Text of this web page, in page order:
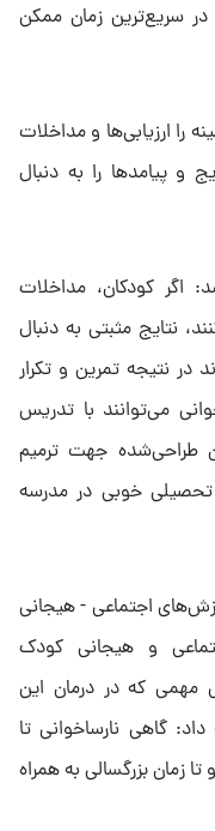
در سریع‌ترین زمان ممکن
را ارزیابی‌ها و مداخلات
و پیامدها را به دنبال
اگر کودکان، مداخلات
نتایج مثبتی به دنبال
در نتیجه تمرین و تکرار
می‌توانند با تدریس
جهت ترمیم
خوبی در مدرسه
اجتماعی - هیجانی
و هیجانی کودک
مهمی که در درمان این
گاهی نارساخوانی تا
بزرگسالی به همراه